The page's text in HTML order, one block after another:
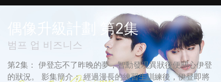
偶像升級計劃 第2集
범프 업 비즈니스
第2集： 伊登忘不了昨晚的夢，智勳發現異狀後便關心伊登
的狀況。 影集簡介： 經過漫長的練習生訓練後，伊登即將